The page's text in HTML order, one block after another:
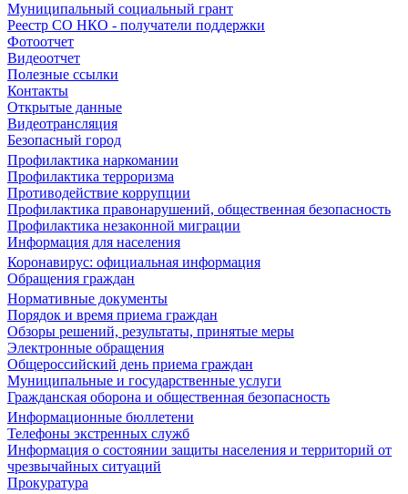
Муниципальный социальный грант
Реестр СО НКО - получатели поддержки
Фотоотчет
Видеоотчет
Полезные ссылки
Контакты
Открытые данные
Видеотрансляция
Безопасный город
Профилактика наркомании
Профилактика терроризма
Противодействие коррупции
Профилактика правонарушений, общественная безопасность
Профилактика незаконной миграции
Информация для населения
Коронавирус: официальная информация
Обращения граждан
Нормативные документы
Порядок и время приема граждан
Обзоры решений, результаты, принятые меры
Электронные обращения
Общероссийский день приема граждан
Муниципальные и государственные услуги
Гражданская оборона и общественная безопасность
Информационные бюллетени
Телефоны экстренных служб
Информация о состоянии защиты населения и территорий от
чрезвычайных ситуаций
Прокуратура